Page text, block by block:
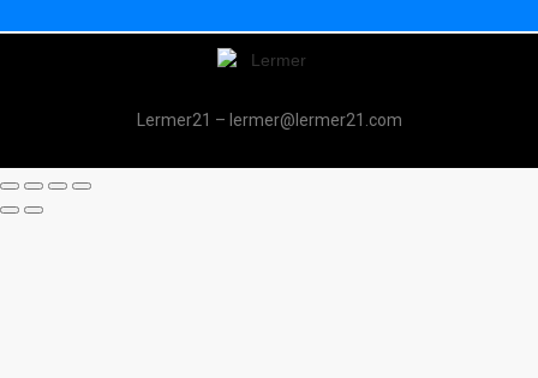
Lermer21 – lermer@lermer21.com